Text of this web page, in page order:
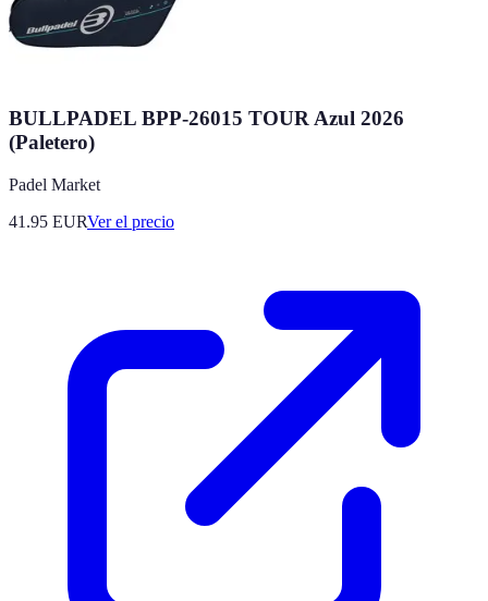
BULLPADEL BPP-26015 TOUR Azul 2026
(Paletero)
Padel Market
41.95 EURVer el precio